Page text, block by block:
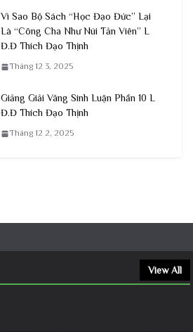
Vì Sao Bộ Sách “Học Đạo Đức” Lại
Là “Công Cha Như Núi Tản Viên” L
Đ.Đ Thích Đạo Thịnh
Tháng 12 3, 2025
Giảng Giải Vãng Sinh Luận Phần 10 L
Đ.Đ Thích Đạo Thịnh
Tháng 12 2, 2025
View All